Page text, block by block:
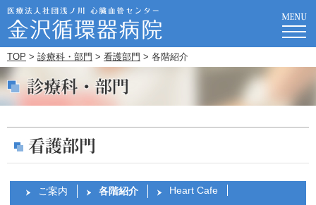
TOP > 診療科・部門 > 看護部門 > 各階紹介
ご案内 各階紹介
Heart Cafe